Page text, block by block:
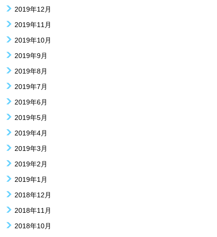
2019年12月
2019年11月
2019年10月
2019年9月
2019年8月
2019年7月
2019年6月
2019年5月
2019年4月
2019年3月
2019年2月
2019年1月
2018年12月
2018年11月
2018年10月